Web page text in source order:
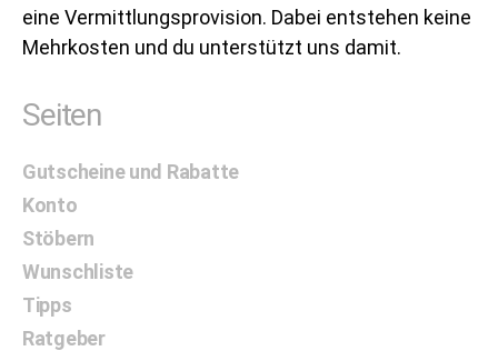
eine Vermittlungsprovision. Dabei entstehen keine
Mehrkosten und du unterstützt uns damit.
Seiten
Gutscheine und Rabatte
Konto
Stöbern
Wunschliste
Tipps
Ratgeber